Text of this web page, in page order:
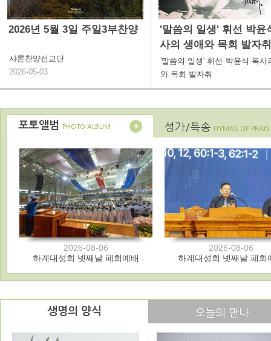
2026년 5월 3일 주일3부찬양
샤론찬양선교단
2026-05-03
'말씀의 일생' 휘선 박윤
사의 생애와 목회 발자취
'말씀의 일생' 휘선 박윤식 목사
와 목회 발자취
포토앨범 PHOTO ALBUM 성가/특송 HYMNS OF PRAIS
2026-08-06
하계대성회 넷째날 폐회예배
2026-08-06
하계대성회 넷째날 폐회
생명의 양식 오늘의 만나